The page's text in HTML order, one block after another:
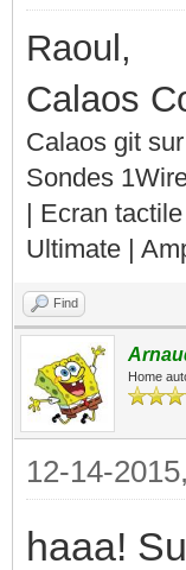
Raoul,
Calaos
Calaos git
Sondes
| Ecran
Ultimate |
Find
Home
12-14-
haaa!